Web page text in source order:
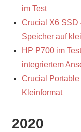
im Test
Crucial X6 SSD
Speicher auf
HP P700 im
integriertem
Crucial Portable
Kleinformat
2020